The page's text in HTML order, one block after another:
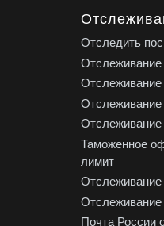
Отследить
Отслеживание
Отслеживание
Таможенное
лимит
Отслеживание
Почта России